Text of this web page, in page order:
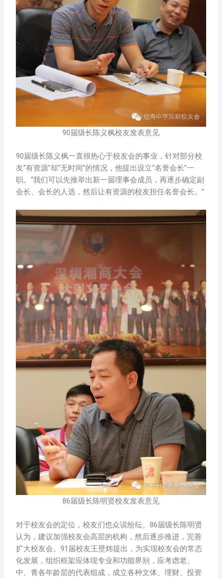
90届级长陈义枫校友发表意见
90届级长陈义枫一直很热心于校友会的事业，针对部分校
友“有资源”却“无时间”的情况，他提出设立“名誉会长”一
职。“我们可以先推举出新一届理事会成员，再逐步确定副
会长、会长的人选，然后让有资源的校友担任名誉会长。”
86届级长陈明贤校友发表意见
对于校友会的定位，校友们也众说纷纭。86届级长陈明贤
认为，建议加强校友会高层的机构，然后逐步推进，完善
扩大校友会。91届校友王壁炜提出，为实现校友会的常态
化发展，组织框架应体现专业和功能界别，应考虑老、
中、青各年龄层的代表组成，成立各种文体、理财、投资